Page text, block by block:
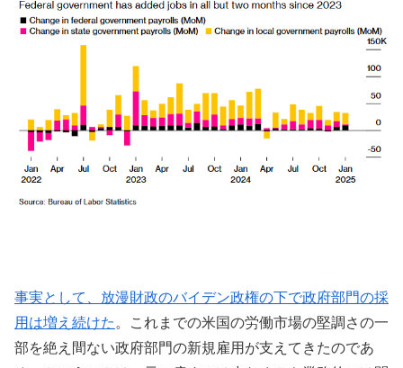
事実として、放漫財政のバイデン政権の下で政府部門の採
用は増え続けた 。これまでの米国の労働市場の堅調さの一
部を絶え間ない政府部門の新規雇用が支えてきたのであ